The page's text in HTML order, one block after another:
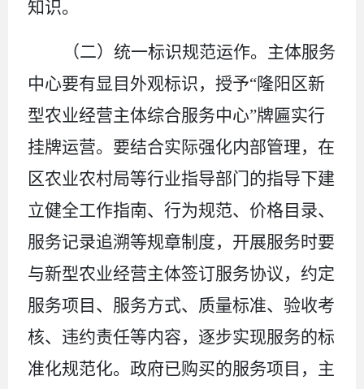
知识。
（二）统一标识规范运作。 主体服务
中心要有显目外观标识， 授予“隆阳区新
型农业经营主体综合服务中心”牌匾实行
挂牌运营。要结合实际强化内部管理，在
区农业农村局等行业指导部门的指导下建
立健全工作指南、行为规范、价格目录、
服务记录追溯等规章制度，开展服务时要
与新型农业经营主体签订服务协议，约定
服务项目、服务方式、质量标准、验收考
核、违约责任等内容，逐步实现服务的标
准化规范化。 政府已购买的服务项目， 主